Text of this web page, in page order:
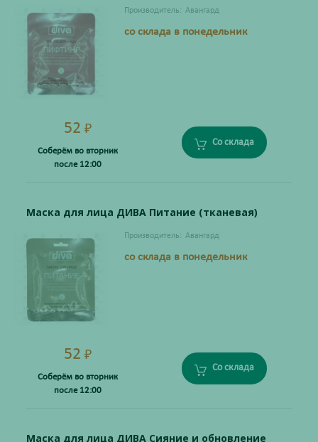
Производитель: Авангард
со склада в понедельник
52 ₽
Соберём во вторник
после 12:00
Со склада
Маска для лица ДИВА Питание (тканевая)
Производитель: Авангард
со склада в понедельник
52 ₽
Соберём во вторник
после 12:00
Со склада
Маска для лица ДИВА Сияние и обновление